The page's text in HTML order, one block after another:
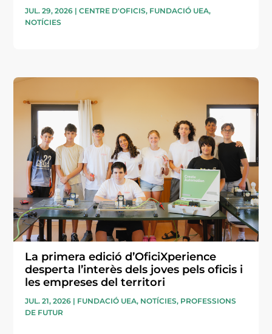
JUL. 29, 2026 |CENTRE D'OFICIS, FUNDACIÓ UEA,
NOTÍCIES
La primera edició d’OficiXperience
desperta l’interès dels joves pels oficis i
les empreses del territori
JUL. 21, 2026 | FUNDACIÓ UEA, NOTÍCIES, PROFESSIONS
DE FUTUR